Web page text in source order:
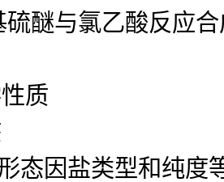
醚与氯乙酸反应
质
态因盐类型和纯度